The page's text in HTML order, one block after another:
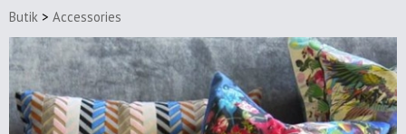
Butik > Accessories
Sofaborde
&
sideborde
Bakke
borde
Stole